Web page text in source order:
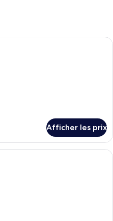
Couette en duvet, coffre-fort, bureau
Afficher les prix
Couette en duvet, coffre-fort, bureau